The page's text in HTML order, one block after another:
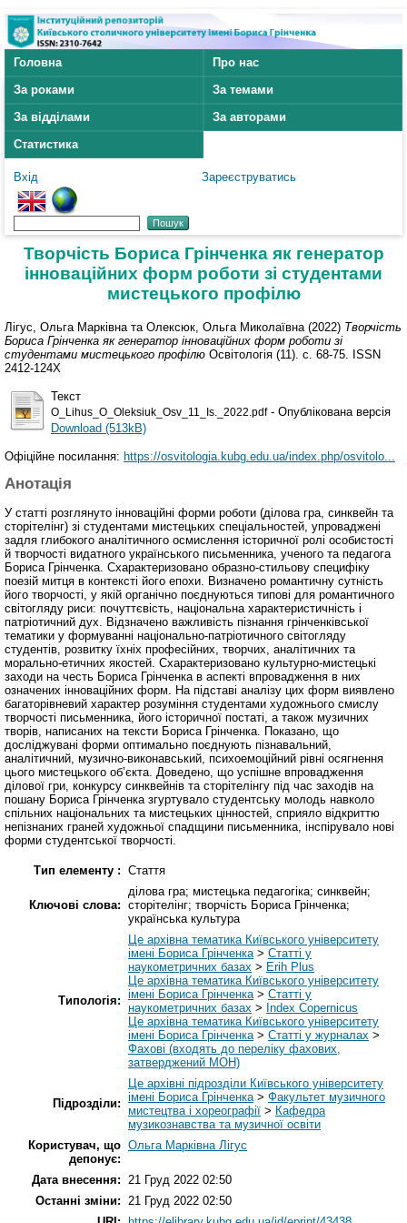
Головна
Про нас
За роками
За темами
За відділами
За авторами
Статистика
Вхід Зареєструватись
Творчість Бориса Грінченка як генератор
інноваційних форм роботи зі студентами
мистецького профілю
Лігус, Ольга Марківна та Олексюк, Ольга Миколаївна (2022) Творчість
Бориса Грінченка як генератор інноваційних форм роботи зі
студентами мистецького профілю Освітологія (11). с. 68-75. ISSN
2412-124X
Текст
O_Lihus_O_Oleksiuk_Osv_11_Is._2022.pdf- Опублікована версія
Download (513kB)
Офіційне посилання: https://osvitologia.kubg.edu.ua/index.php/osvitolo...
Анотація
У статті розглянуто інноваційні форми роботи (ділова гра, синквейн та
сторітелінг) зі студентами мистецьких спеціальностей, упроваджені
задля глибокого аналітичного осмислення історичної ролі особистості
й творчості видатного українського письменника, ученого та педагога
Бориса Грінченка. Схарактеризовано образно-стильову специфіку
поезій митця в контексті його епохи. Визначено романтичну сутність
його творчості, у якій органічно поєднуються типові для романтичного
світогляду риси: почуттєвість, національна характеристичність і
патріотичний дух. Відзначено важливість пізнання грінченківської
тематики у формуванні національно-патріотичного світогляду
студентів, розвитку їхніх професійних, творчих, аналітичних та
морально-етичних якостей. Схарактеризовано культурно-мистецькі
заходи на честь Бориса Грінченка в аспекті впровадження в них
означених інноваційних форм. На підставі аналізу цих форм виявлено
багаторівневий характер розуміння студентами художнього смислу
творчості письменника, його історичної постаті, а також музичних
творів, написаних на тексти Бориса Грінченка. Показано, що
досліджувані форми оптимально поєднують пізнавальний,
аналітичний, музично-виконавський, психоемоційний рівні осягнення
цього мистецького об’єкта. Доведено, що успішне впровадження
ділової гри, конкурсу синквейнів та сторітелінгу під час заходів на
пошану Бориса Грінченка згуртувало студентську молодь навколо
спільних національних та мистецьких цінностей, сприяло відкриттю
непізнаних граней художньої спадщини письменника, інспірувало нові
форми студентської творчості.
Тип елементу : Стаття
Ключові слова:
ділова гра; мистецька педагогіка; синквейн;
сторітелінг; творчість Бориса Грінченка;
українська культура
Типологія:
Це архівна тематика Київського університету
імені Бориса Грінченка> Статті у
наукометричних базах > Erih Plus
Це архівна тематика Київського університету
імені Бориса Грінченка> Статті у
наукометричних базах > Index Copernicus
Це архівна тематика Київського університету
імені Бориса Грінченка> Статті у журналах >
Фахові (входять до переліку фахових,
затверджений МОН)
Підрозділи:
Це архівні підрозділи Київського університету
імені Бориса Грінченка> Факультет музичного
мистецтва і хореографії > Кафедра
музикознавства та музичної освіти
Користувач, що
депонує:
Ольга Марківна Лігус
Дата внесення: 21 Груд 2022 02:50
Останні зміни: 21 Груд 2022 02:50